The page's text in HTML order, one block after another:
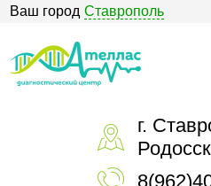
Ваш город Ставрополь
г.